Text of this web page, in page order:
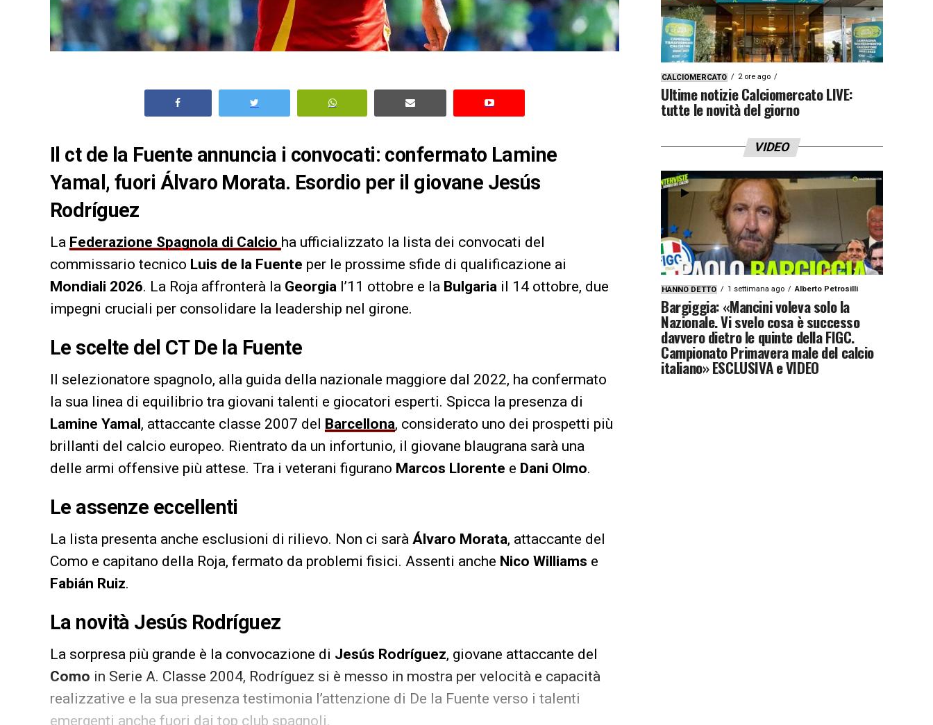
Il ct de la Fuente annuncia i convocati: confermato Lamine
Yamal, fuori Álvaro Morata. Esordio per il giovane Jesús
Rodríguez
La Federazione Spagnola di Calcio ha ufficializzato la lista dei convocati del
commissario tecnico Luis de la Fuente per le prossime sfide di qualificazione ai
Mondiali 2026. La Roja affronterà la Georgia l’11 ottobre e la Bulgaria il 14 ottobre, due
impegni cruciali per consolidare la leadership nel girone.
Le scelte del CT De la Fuente
Il selezionatore spagnolo, alla guida della nazionale maggiore dal 2022, ha confermato
la sua linea di equilibrio tra giovani talenti e giocatori esperti. Spicca la presenza di
Lamine Yamal, attaccante classe 2007 del Barcellona, considerato uno dei prospetti più
brillanti del calcio europeo. Rientrato da un infortunio, il giovane blaugrana sarà una
delle armi offensive più attese. Tra i veterani figurano Marcos Llorente e Dani Olmo.
Le assenze eccellenti
La lista presenta anche esclusioni di rilievo. Non ci sarà Álvaro Morata, attaccante del
Como e capitano della Roja, fermato da problemi fisici. Assenti anche Nico Williams e
Fabián Ruiz.
La novità Jesús Rodríguez
La sorpresa più grande è la convocazione di Jesús Rodríguez, giovane attaccante del
Como in Serie A. Classe 2004, Rodríguez si è messo in mostra per velocità e capacità
realizzative e la sua presenza testimonia l’attenzione di De la Fuente verso i talenti
emergenti anche fuori dai top club spagnoli.
CALCIOMERCATO 2 ore ago
Ultime notizie Calciomercato LIVE:
tutte le novità del giorno
VIDEO
HANNO DETTO 1 settimana ago Alberto Petrosilli
Bargiggia: «Mancini voleva solo la
Nazionale. Vi svelo cosa è successo
davvero dietro le quinte della FIGC.
Campionato Primavera male del calcio
italiano» ESCLUSIVA e VIDEO